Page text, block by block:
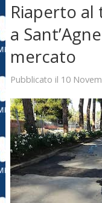
Riaperto al
a
mercato
Pubblicato il 10